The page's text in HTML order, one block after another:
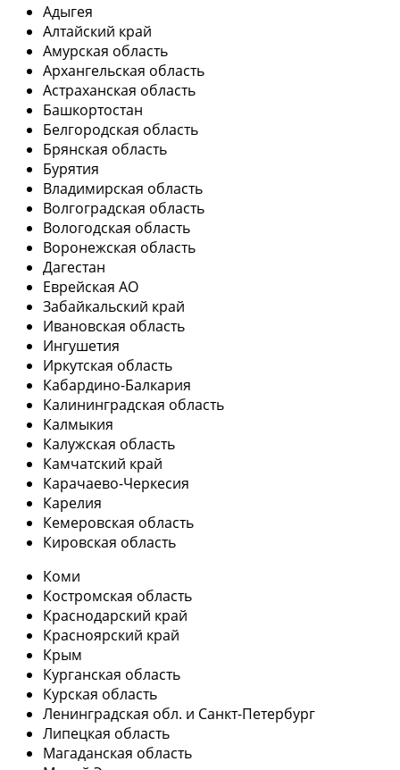
Адыгея
Алтайский край
Амурская область
Архангельская область
Астраханская область
Башкортостан
Белгородская область
Брянская область
Бурятия
Владимирская область
Волгоградская область
Вологодская область
Воронежская область
Дагестан
Еврейская АО
Забайкальский край
Ивановская область
Ингушетия
Иркутская область
Кабардино-Балкария
Калининградская область
Калмыкия
Калужская область
Камчатский край
Карачаево-Черкесия
Карелия
Кемеровская область
Кировская область
Коми
Костромская область
Краснодарский край
Красноярский край
Крым
Курганская область
Курская область
Ленинградская обл. и Санкт-Петербург
Липецкая область
Магаданская область